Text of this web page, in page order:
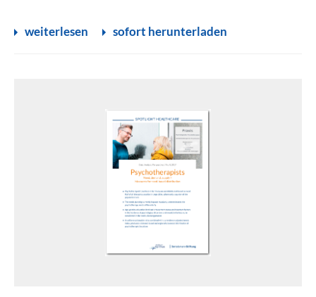
weiterlesen sofort herunterladen